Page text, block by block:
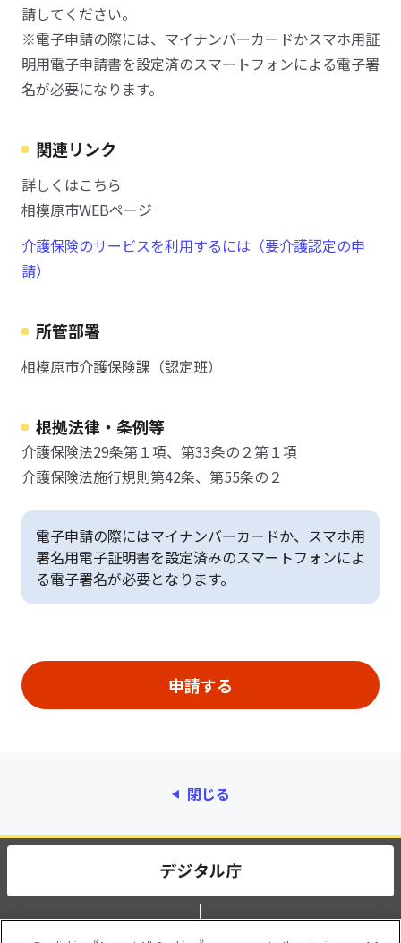
請してください。
※電子申請の際には、マイナンバーカードかスマホ用証
明用電子申請書を設定済のスマートフォンによる電子署
名が必要になります。
関連リンク
詳しくはこちら
相模原市WEBページ
介護保険のサービスを利用するには（要介護認定の申
請）
所管部署
相模原市介護保険課（認定班）
根拠法律・条例等
介護保険法29条第１項、第33条の２第１項
介護保険法施行規則第42条、第55条の２
電子申請の際にはマイナンバーカードか、スマホ用
署名用電子証明書を設定済みのスマートフォンによ
る電子署名が必要となります。
閉じる
動作環境 個人情報保護